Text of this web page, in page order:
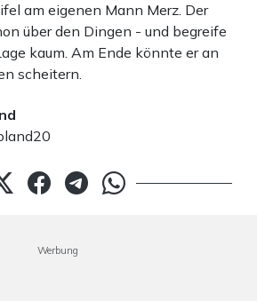
am eigenen Mann Merz. Der
über den Dingen - und begreife
kaum. Am Ende könnte er an
scheitern.
Werbung